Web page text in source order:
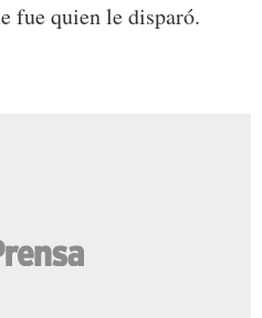
fue quien le disparó.